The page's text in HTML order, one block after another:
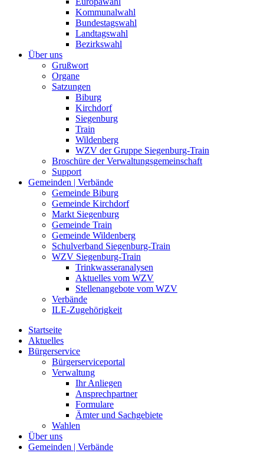
Kommunalwahl
Bundestagswahl
Landtagswahl
Bezirkswahl
Über uns
Grußwort
Organe
Satzungen
Biburg
Kirchdorf
Siegenburg
Train
Wildenberg
WZV der Gruppe Siegenburg-Train
Broschüre der Verwaltungsgemeinschaft
Support
Gemeinden | Verbände
Gemeinde Biburg
Gemeinde Kirchdorf
Markt Siegenburg
Gemeinde Train
Gemeinde Wildenberg
Schulverband Siegenburg-Train
WZV Siegenburg-Train
Trinkwasseranalysen
Aktuelles vom WZV
Stellenangebote vom WZV
Verbände
ILE-Zugehörigkeit
Startseite
Aktuelles
Bürgerservice
Bürgerserviceportal
Verwaltung
Ihr Anliegen
Ansprechpartner
Formulare
Ämter und Sachgebiete
Wahlen
Über uns
Gemeinden | Verbände